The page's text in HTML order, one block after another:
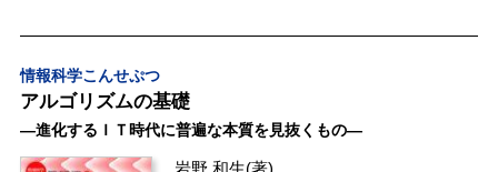
情報科学こんせぷつ
アルゴリズムの基礎
―進化するＩＴ時代に普遍な本質を見抜くもの―